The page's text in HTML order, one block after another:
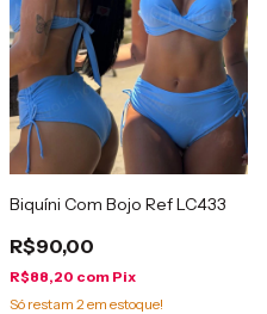
Biquíni Com Bojo Ref LC433
R$90,00
R$88,20 com Pix
Só restam 2em estoque!